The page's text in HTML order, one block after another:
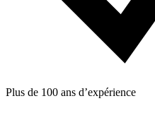
Plus de 100 ans d’expérience